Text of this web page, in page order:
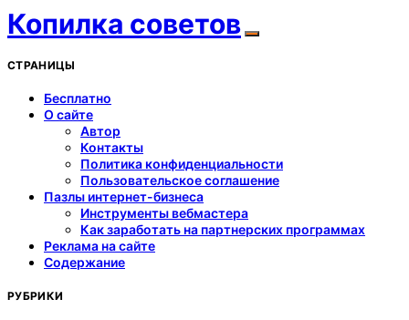
Копилка советов
СТРАНИЦЫ
Бесплатно
О сайте
Автор
Контакты
Политика конфиденциальности
Пользовательское соглашение
Пазлы интернет-бизнеса
Инструменты вебмастера
Как заработать на партнерских программах
Реклама на сайте
Содержание
РУБРИКИ